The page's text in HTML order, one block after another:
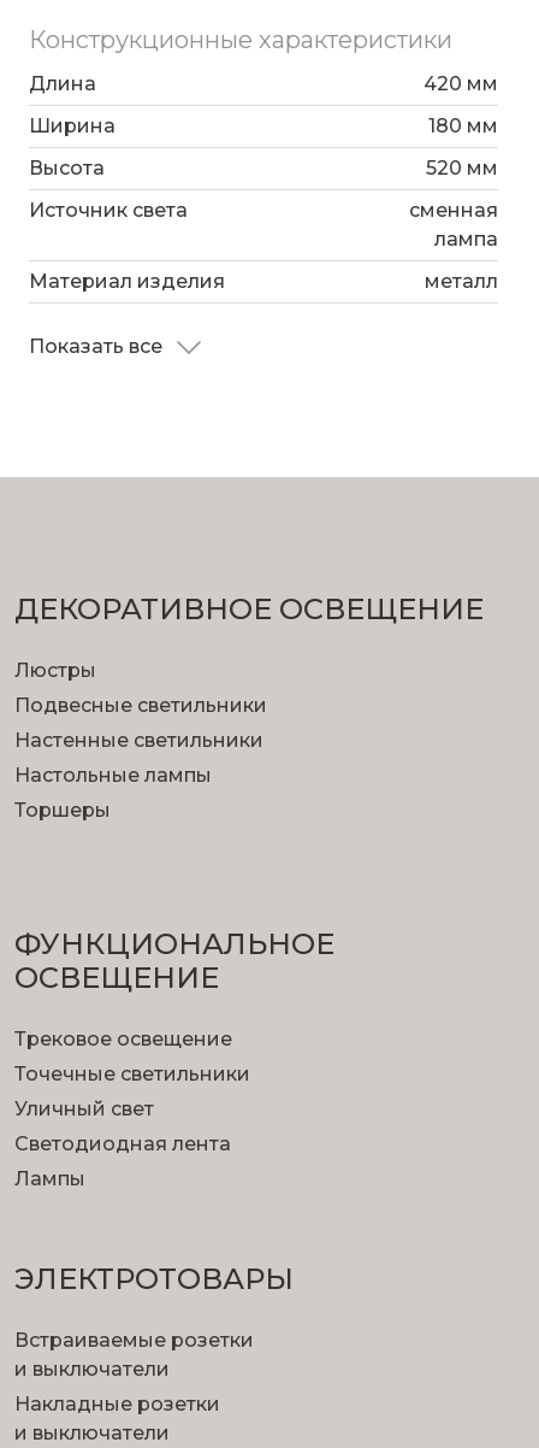
Конструкционные характеристики
Длина
420 мм
Ширина
180 мм
Высота
520 мм
Источник света
сменная
лампа
Материал изделия
металл
Показать все
ДЕКОРАТИВНОЕ ОСВЕЩЕНИЕ
Люстры
Подвесные светильники
Настенные светильники
Настольные лампы
Торшеры
ФУНКЦИОНА­ЛЬНОЕ
ОСВЕЩЕНИЕ
Трековое освещение
Точечные светильники
Уличный свет
Светодиодная лента
Лампы
ЭЛЕКТРОТОВАРЫ
Встраиваемые розетки
и выключатели
Накладные розетки
и выключатели